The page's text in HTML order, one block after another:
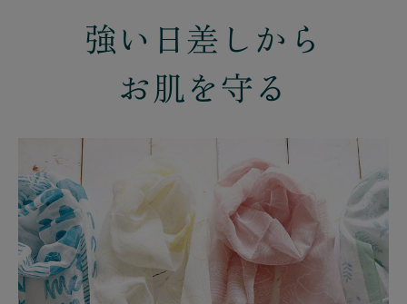
強い日差しから
お肌を守る